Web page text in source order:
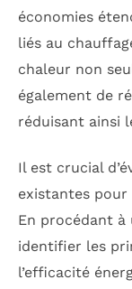
économies
liés au
chaleur non
également de
réduisant ainsi
Il est crucial
existantes pour
En procédant à
identifier les
l’efficacité